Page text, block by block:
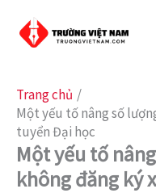
Trang chủ
Một yếu tố nâng số
tuyển Đại học
Một yếu tố
không đăng ký